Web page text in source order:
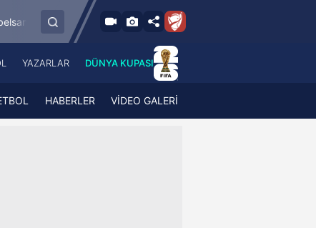
8.8.2026 - Cum
19:00
Esenler Erokspor
A Haber Radyo
A Spor Radyo
A News Radio
YAZARLAR DÜNYA KUPASI
HABERLER VİDEO GALERİ